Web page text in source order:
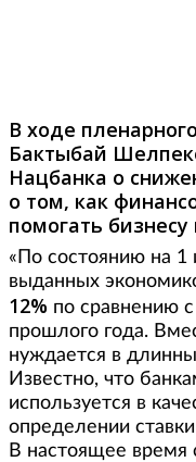
В ходе
Бактыбай
Нацбанка о
о том, как
помогать
«По состоянию на
выданных
12% по сравнению
прошлого года.
нуждается в
Известно, что
используется в
определении
В настоящее время